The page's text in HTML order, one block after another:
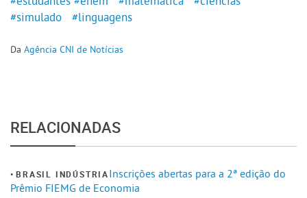
#simulado
#linguagens
Da Agência CNI de Notícias
RELACIONADAS
BRASIL INDÚSTRIAInscrições abertas para a 2ª edição do
Prêmio FIEMG de Economia